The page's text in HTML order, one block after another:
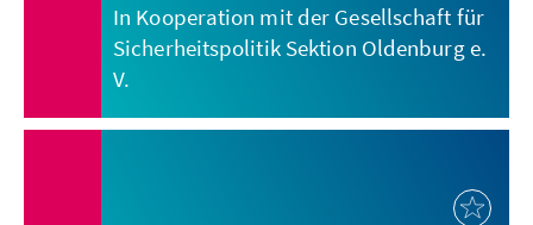
In Kooperation mit der Gesellschaft für
Sicherheitspolitik Sektion Oldenburg e.
V.